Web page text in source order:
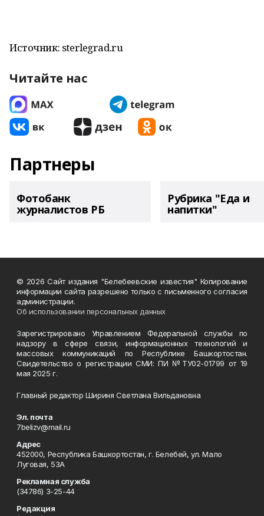
Источник: sterlegrad.ru
Читайте нас
Партнеры
Фотобанк
журналистов РБ
Рубрика "Еда и
напитки"
© 2026 Сайт издания "Белебеевские известия" Копирование
информации сайта разрешено только с письменного согласия
администрации.
Об использовании персональных данных
Зарегистрировано Управлением Федеральной службы по
надзору в сфере связи, информационных технологий и
массовых коммуникаций по Республике Башкортостан.
Свидетельство о регистрации СМИ: ПИ №ТУ02-01799 от 19
мая 2025 г.
Главный редактор Шириня Светлана Вильдановна
Эл. почта
7belizv@mail.ru
Адрес
452000, Республика Башкортостан, г. Белебей, ул. Мало
Луговая, 53А
Рекламная служба
(34786) 3-25-44
Редакция